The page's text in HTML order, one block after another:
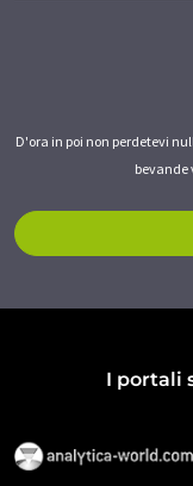
D'ora in poi non perdetevi
bevande
I portali